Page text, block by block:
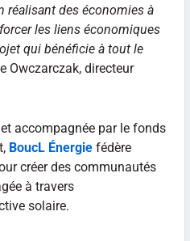
réalisant des économies à
les liens économiques
qui bénéficie à tout le
Owczarczak, directeur
accompagnée par le fonds
BoucL Énergie fédère
créer des communautés
à travers
solaire.